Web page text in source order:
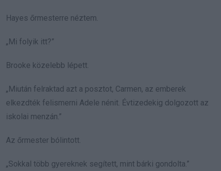
Hayes őrmesterre néztem.
„Mi folyik itt?”
Brooke közelebb lépett.
„Miután felraktad azt a posztot, Carmen, az emberek
elkezdték felismerni Adele nénit. Évtizedekig dolgozott az
iskolai menzán.”
Az őrmester bólintott.
„Sokkal több gyereknek segített, mint bárki gondolta.”